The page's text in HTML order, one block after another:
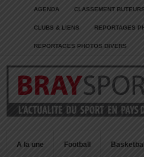
AGENDA CLASSEMENT BUTEURS
CLUBS & LIENS REPORTAGES
REPORTAGES PHOTOS DIVERS
A la une Football Basketball